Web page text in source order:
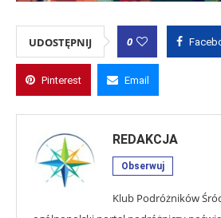
UDOSTĘPNIJ 0
Pinterest Email
REDAKCJA
Obserwuj
Klub Podróżników